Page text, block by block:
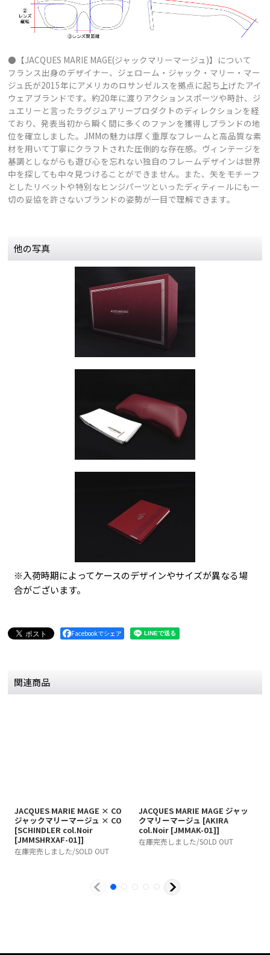
●【JACQUES MARIE MAGE(ジャックマリーマージュ)】について
フランス出身のデザイナー、ジェローム・ジャック・マリー・マー
ジュ氏が2015年にアメリカのロサンゼルスを拠点に起ち上げたアイ
ウェアブランドです。約20年に渡りアクションスポーツや時計、ジ
ュエリーと言ったラグジュアリープロダクトのディレクションを経
ており、発表当初から瞬く間に多くのファンを獲得しブランドの地
位を確立しました。JMMの魅力は厚く重厚なフレームと高品質な素
材を用いて丁寧にクラフトされた圧倒的な存在感。ヴィンテージを
基調としながらも遊び心を忘れない独自のフレームデザインは世界
中を探しても中々見つけることができません。また、矢をモチーフ
としたリベットや特別なヒンジパーツといったディティールにも一
切の妥協を許さないブランドの姿勢が一目で理解できます。
他の写真
※入荷時期によってケースのデザインやサイズが異なる場
合がございます。
Facebookでシェア
関連商品
JACQUES MARIE MAGE × CO
ジャックマリーマージュ × CO
[SCHINDLER col.Noir
[JMMSHRXAF-01]]
在庫完売しました/SOLD OUT
JACQUES MARIE MAGE ジャッ
クマリーマージュ [AKIRA
col.Noir [JMMAK-01]]
在庫完売しました/SOLD OUT